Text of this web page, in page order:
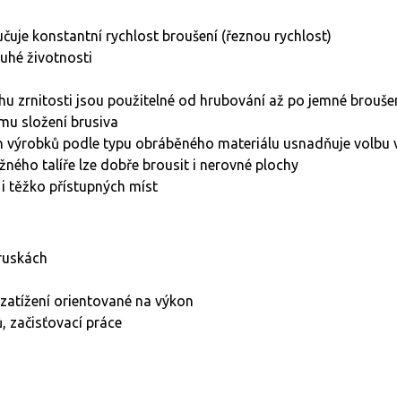
konstantní rychlost broušení (řeznou rychlost)
životnosti
zrnitosti jsou použitelné od hrubování až po jemné
složení brusiva
výrobků podle typu obráběného materiálu usnadňuje volbu
talíře lze dobře brousit i nerovné plochy
těžko přístupných míst
orientované na výkon
začisťovací práce